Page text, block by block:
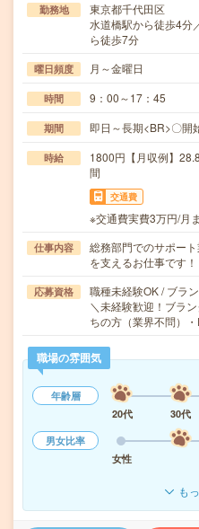
勤務地
東京都千代田区
水道橋駅から徒歩4分
ら徒歩7分
曜日頻度 月～金曜日
時間 9：00～17：45
期間 即日～長期<BR>〇開
時給
1800円【月収例】
間
交通費
※交通費実費3万円/月
仕事内容
総務部門でのサポー
を支えるお仕事です
応募資格
職種未経験OK / ブラ
＼未経験歓迎！ブラ
ちの方（業界不問）
職場の雰囲気
年齢層
20代
30代
男女比率
女性
も